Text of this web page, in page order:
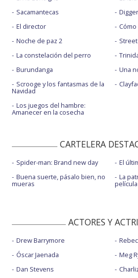
Sacamantecas
El director
Noche de paz 2
La constelación del perro
Burundanga
Scrooge y los fantasmas de la
Navidad
Los juegos del hambre:
Amanecer en la cosecha
Digger
Una
CARTELERA
Spider-man: Brand new day
Buena suerte, pásalo bien, no
mueras
El
La
película
ACTORES Y
Drew Barrymore
Óscar Jaenada
Dan Stevens
Meg